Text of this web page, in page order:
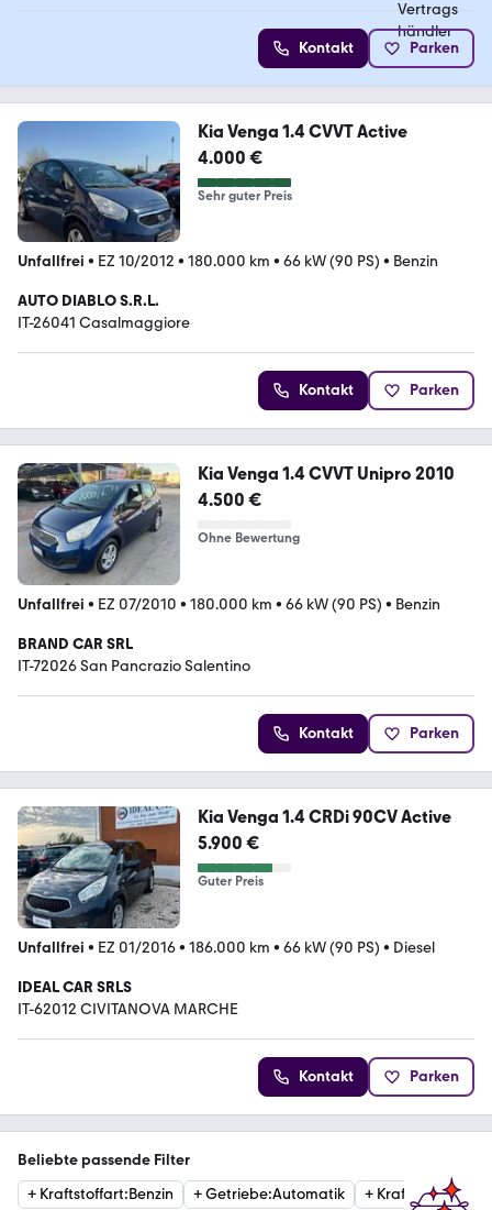
Kontakt Parken
Kia Venga 1.4 CVVT Active
4.000 €
Sehr guter Preis
Unfallfrei • EZ 10/2012 • 180.000 km • 66 kW (90 PS) • Benzin
AUTO DIABLO S.R.L.
IT-26041 Casalmaggiore
Kontakt Parken
Kia Venga 1.4 CVVT Unipro 2010
4.500 €
Ohne Bewertung
Unfallfrei • EZ 07/2010 • 180.000 km • 66 kW (90 PS) • Benzin
BRAND CAR SRL
IT-72026 San Pancrazio Salentino
Kontakt Parken
Kia Venga 1.4 CRDi 90CV Active
5.900 €
Guter Preis
Unfallfrei • EZ 01/2016• 186.000 km • 66 kW (90 PS) • Diesel
IDEAL CAR SRLS
IT-62012 CIVITANOVA MARCHE
Kontakt Parken
Beliebte passende Filter
+ Kraftstoffart:Benzin +Getriebe:Automatik + Kraftstoffart